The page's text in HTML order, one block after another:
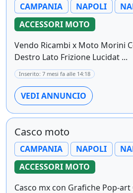
CAMPANIA NAPOLI
ACCESSORI MOTO
Vendo Ricambi x Moto Morini
Destro Lato Frizione Lucidat ...
Inserito: 7 mesi fa alle 14:18
VEDI ANNUNCIO
Casco moto
CAMPANIA NAPOLI
ACCESSORI MOTO
Casco mx con Grafiche Pop-